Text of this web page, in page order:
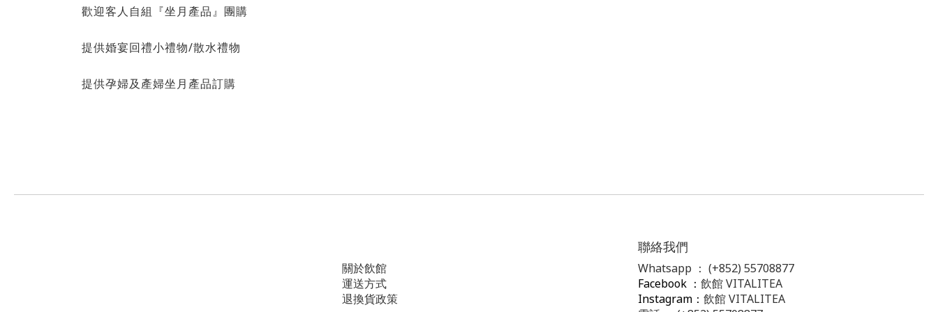
歡迎客人自組『坐月產品』團購
提供婚宴回禮小禮物/散水禮物
提供孕婦及產婦坐月產品訂購
關於飲館
運送方式
退換貨政策
聯絡我們
Whatsapp ： (+852) 55708877
Facebook ： 飲館 VITALITEA
Instagram： 飲館 VITALITEA